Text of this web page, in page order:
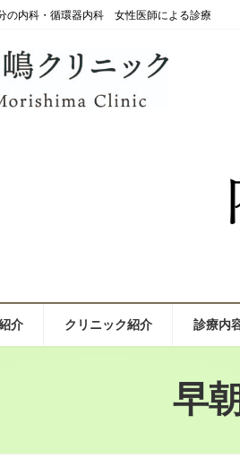
の内科・循環器内科 女性医師による診療
介 クリニック紹介 診療内
早